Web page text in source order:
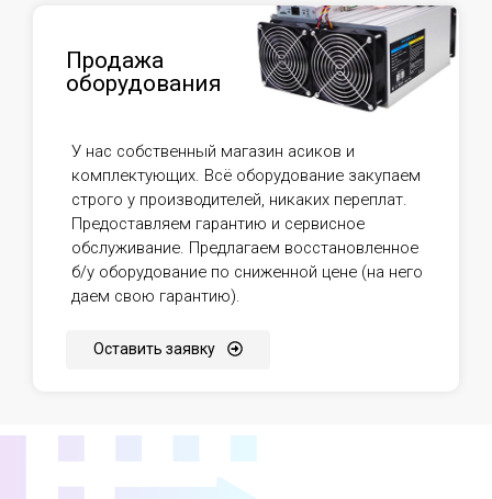
Продажа
оборудования
У нас собственный магазин асиков и
комплектующих. Всё оборудование закупаем
строго у производителей, никаких переплат.
Предоставляем гарантию и сервисное
обслуживание. Предлагаем восстановленное
б/у оборудование по сниженной цене (на него
даем свою гарантию).
Оставить заявку